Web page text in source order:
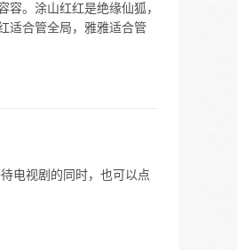
。涂山红红是绝缘仙狐，
适合管全局，雅雅适合管
电视剧的同时，也可以点